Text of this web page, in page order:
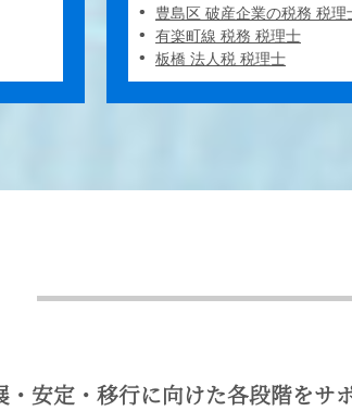
豊島区 破産企業の税務 税理
有楽町線 税務 税理士
板橋 法人税 税理士
安定・移行に向けた各段階をサ